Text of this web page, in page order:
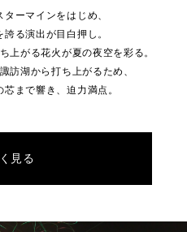
ーマインをはじめ、
る演出が目白押し。
上がる花火が夏の夜空を彩る。
訪湖から打ち上がるため、
まで響き、迫力満点。
見る